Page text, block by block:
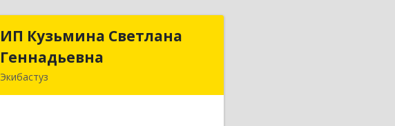
ИП Кузьмина Светлана
Геннадьевна
Экибастуз
ИП Кузьмина Светлана